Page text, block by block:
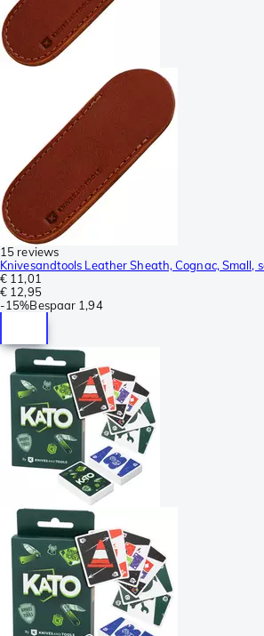
15 reviews
Knivesandtools Leather Sheath, Cognac, Small,
€ 11,01
€ 12,95
-15%Bespaar 1,94